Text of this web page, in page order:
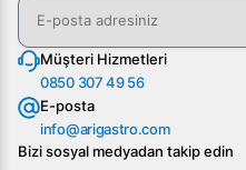
Müşteri Hizmetleri
0850 307 49 56
E-posta
info@arigastro.com
Bizi sosyal medyadan takip edin